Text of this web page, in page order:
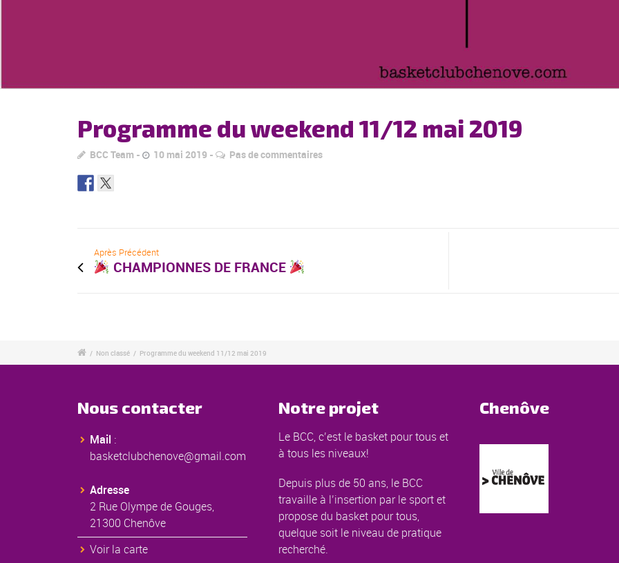
Programme du weekend 11/12 mai 2019
BCC Team 10 mai 2019 Pas de commentaires
Après Précédent
CHAMPIONNES DE FRANCE
/ Non classé / Programme du weekend 11/12 mai 2019
Nous contacter
Mail :
basketclubchenove@gmail.com
Adresse
2 Rue Olympe de Gouges,
21300 Chenôve
Voir la carte
Notre projet
Le BCC, c’est le basket pour tous et
à tous les niveaux!
Depuis plus de 50 ans, le BCC
travaille à l’insertion par le sport et
propose du basket pour tous,
quelque soit le niveau de pratique
recherché.
Chenôve